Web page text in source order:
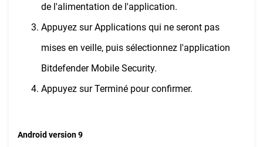
de l'alimentation de l'application.
Appuyez sur Applications qui ne seront pas
mises en veille, puis sélectionnez l'application
Bitdefender Mobile Security.
Appuyez sur Terminé pour confirmer.
Android version 9